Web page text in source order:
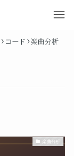
コード 楽曲分析
楽曲分析